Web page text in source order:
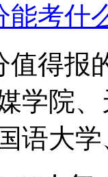
能考什
值得报
学院
语大